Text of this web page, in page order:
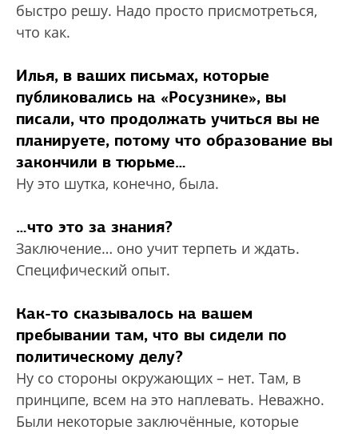
быстро решу. Надо просто присмотреться,
что как.
Илья, в ваших письмах, которые
публиковались на «Росузнике», вы
писали, что продолжать учиться вы не
планируете, потому что образование вы
закончили в тюрьме…
Ну это шутка, конечно, была.
…что это за знания?
Заключение… оно учит терпеть и ждать.
Специфический опыт.
Как-то сказывалось на вашем
пребывании там, что вы сидели по
политическому делу?
Ну со стороны окружающих – нет. Там, в
принципе, всем на это наплевать. Неважно.
Были некоторые заключённые, которые